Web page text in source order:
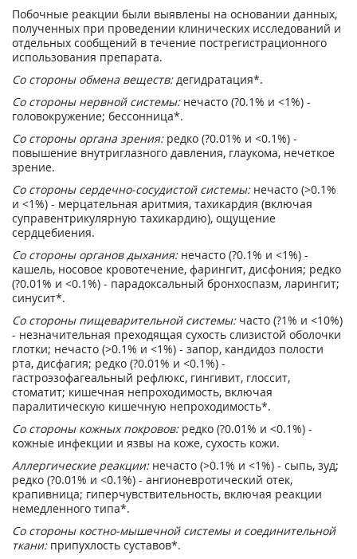
Побочные реакции были выявлены на основании данных,
полученных при проведении клинических исследований и
отдельных сообщений в течение пострегистрационного
использования препарата.
Со стороны обмена веществ:дегидратация*.
Со стороны нервной системы: нечасто (?0.1% и <1%) -
головокружение; бессонница*.
Со стороны органа зрения: редко (?0.01% и <0.1%) -
повышение внутриглазного давления, глаукома, нечеткое
зрение.
Со стороны сердечно-сосудистой системы: нечасто (>0.1%
и <1%) - мерцательная аритмия, тахикардия (включая
суправентрикулярную тахикардию), ощущение
сердцебиения.
Со стороны органов дыхания: нечасто (?0.1% и <1%) -
кашель, носовое кровотечение, фарингит, дисфония; редко
(?0.01% и <0.1%) - парадоксальный бронхоспазм, ларингит;
синусит*.
Со стороны пищеварительной системы: часто (?1% и <10%)
- незначительная преходящая сухость слизистой оболочки
глотки; нечасто (>0.1% и <1%) - запор, кандидоз полости
рта, дисфагия; редко (?0.01% и <0.1%) -
гастроэзофагеальный рефлюкс, гингивит, глоссит,
стоматит; кишечная непроходимость, включая
паралитическую кишечную непроходимость*.
Со стороны кожных покровов: редко (?0.01% и <0.1%) -
кожные инфекции и язвы на коже, сухость кожи.
Аллергические реакции:нечасто (>0.1% и <1%) - сыпь, зуд;
редко (?0.01% и <0.1%) - ангионевротический отек,
крапивница; гиперчувствительность, включая реакции
немедленного типа*.
Со стороны костно-мышечной системы и соединительной
ткани: припухлость суставов*.